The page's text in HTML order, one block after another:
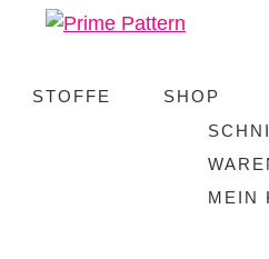
STOFFE
SHOP
MEIN